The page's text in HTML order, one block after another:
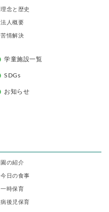
理念と歴史
法人概要
苦情解決
学童施設一覧
SDGs
お知らせ
園の紹介
今日の食事
一時保育
病後児保育